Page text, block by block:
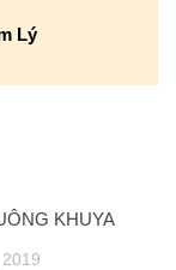
Lý
KHUYA